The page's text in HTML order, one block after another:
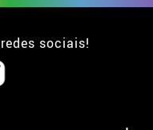
sociais!